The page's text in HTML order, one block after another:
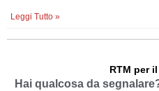
Leggi Tutto »
RTM per
Hai qualcosa da